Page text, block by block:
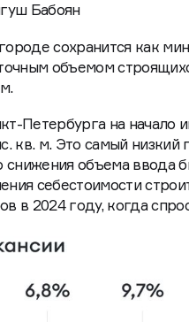
Бабоян
сохранится как
объемом
Петербурга на начало
кв. м. Это самый низкий
снижения объема ввода
себестоимости
в 2024 году, когда